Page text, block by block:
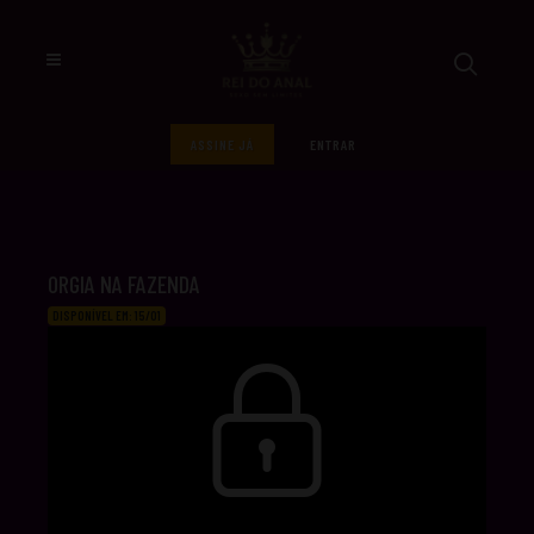
ASSINE JÁ ENTRAR
ORGIA NA FAZENDA